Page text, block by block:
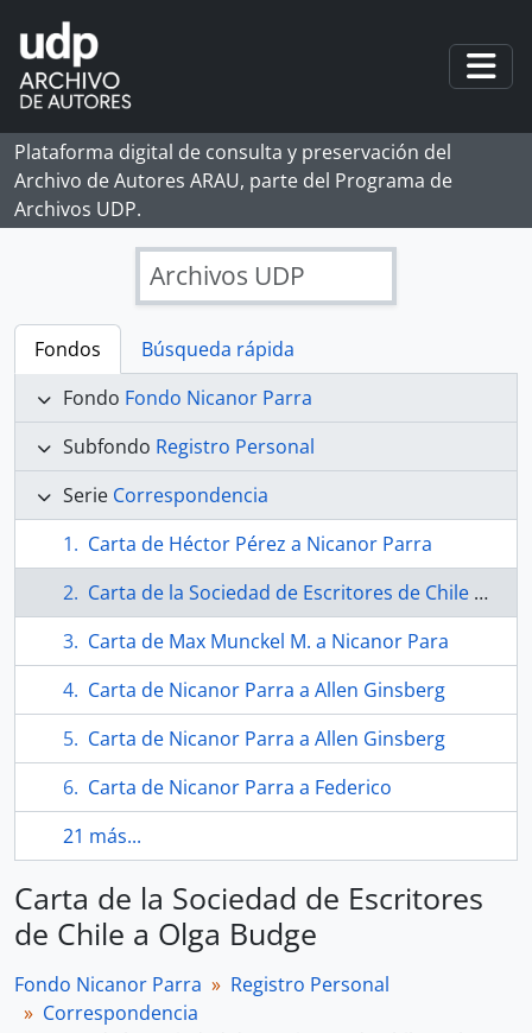
Skip to main content
Plataforma digital de consulta y preservación del
Archivo de Autores ARAU, parte del Programa de
Archivos UDP.
Archivos UDP
Fondos
Búsqueda rápida
Fondo Fondo Nicanor Parra
Subfondo Registro Personal
Serie Correspondencia
Carta de Héctor Pérez a Nicanor Parra
Carta de la Sociedad de Escritores de Chile a Olga Budge
Carta de Max Munckel M. a Nicanor Para
Carta de Nicanor Parra a Allen Ginsberg
Carta de Nicanor Parra a Allen Ginsberg
Carta de Nicanor Parra a Federico
21 más...
Carta de la Sociedad de Escritores
de Chile a Olga Budge
Fondo Nicanor Parra
Registro Personal
Correspondencia